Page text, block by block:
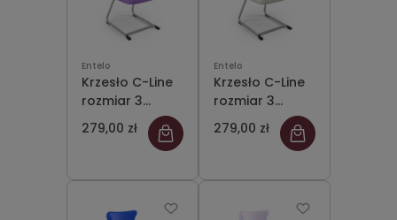
Entelo
Krzesło C-Line
rozmiar 3
siedzisko
fioletowy/stelaż
279,00 zł
Entelo
Krzesło C-Line
rozmiar 3
siedzisko jasny
szary/stelaż
279,00 zł